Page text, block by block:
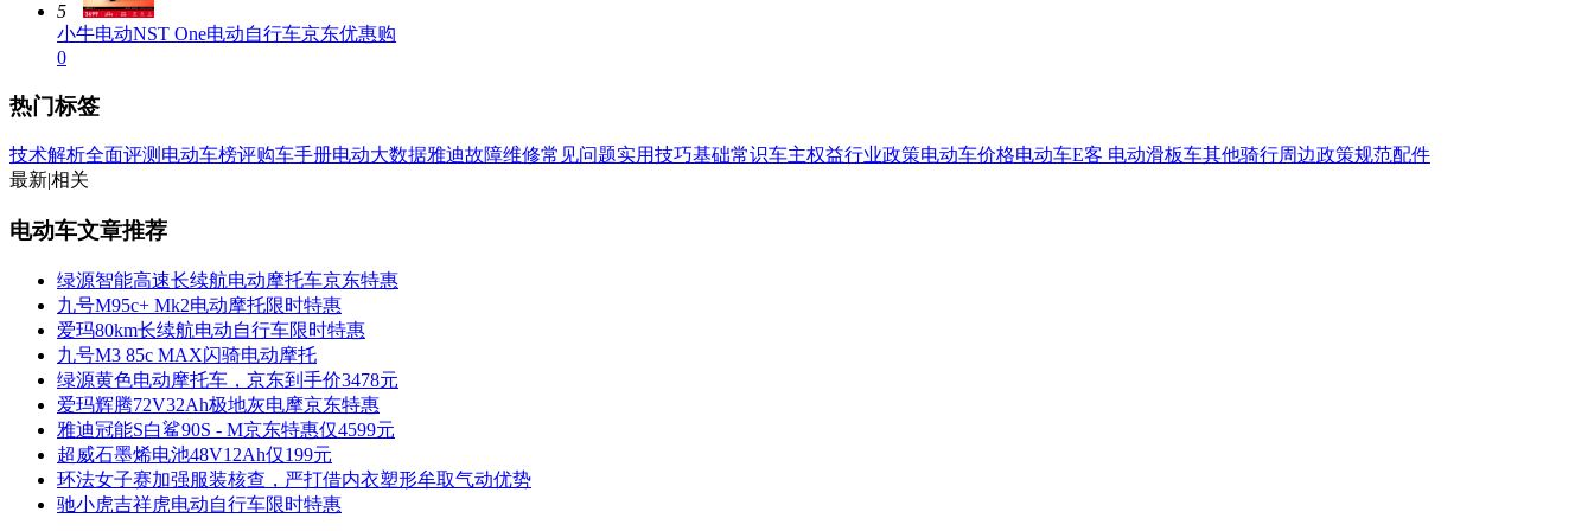
5
小牛电动NST One电动自行车京东优惠购
0
热门标签
技术解析全面评测 电动车榜评购车手册电动大数据雅迪故障维修常见问题实用技巧基础常识车主权益行业政策电动车价格电动车E客 电动滑板车其他骑行周边政策规范配件
最新相关
电动车文章推荐
绿源智能高速长续航电动摩托车京东特惠
九号M95c+ Mk2电动摩托限时特惠
爱玛80km长续航电动自行车限时特惠
九号M3 85c MAX闪骑电动摩托
绿源黄色电动摩托车，京东到手价3478元
爱玛辉腾72V32Ah极地灰电摩京东特惠
雅迪冠能S白鲨90S - M京东特惠仅4599元
超威石墨烯电池48V12Ah仅199元
环法女子赛加强服装核查，严打借内衣塑形牟取气动优势
驰小虎吉祥虎电动自行车限时特惠